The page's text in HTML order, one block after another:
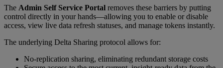
The Admin Self Service Portal removes these barriers by putting
control directly in your hands—allowing you to enable or disable
access, view live data refresh statuses, and manage tokens instantly.
The underlying Delta Sharing protocol allows for:
No-replication sharing, eliminating redundant storage costs